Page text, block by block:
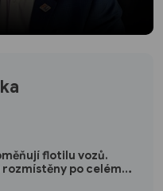
flotilu vozů.
po celém